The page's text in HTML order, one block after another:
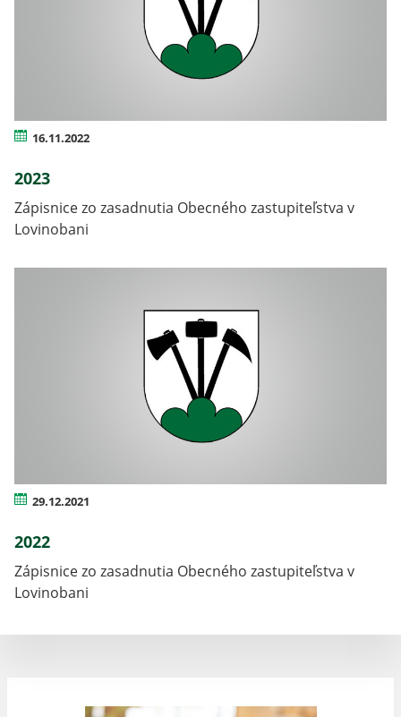
16.11.2022
2023
Zápisnice zo zasadnutia Obecného zastupiteľstva v
Lovinobani
29.12.2021
2022
Zápisnice zo zasadnutia Obecného zastupiteľstva v
Lovinobani